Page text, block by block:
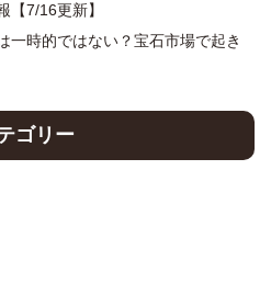
【7/16更新】
一時的ではない？宝石市場で起き
ゴリー